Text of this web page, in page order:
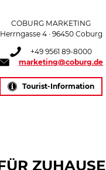
COBURG MARKETING
Herrngasse 4 · 96450 Coburg
+49 9561 89-8000
marketing@coburg.de
Tourist-Information
ZUHAUSE